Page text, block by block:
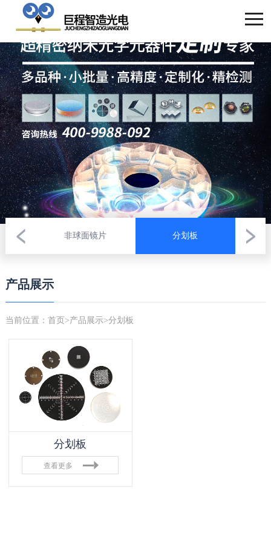
非球面镜片 分划板
产品展示
当前位置： 首页 >产品展示>分划板
分划板
查看更多